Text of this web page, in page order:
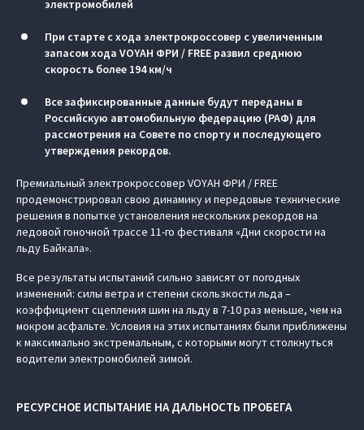
электромобилей
При старте с хода электрокроссовер с увеличенным
запасом хода VOYAH ФРИ / FREE развил среднюю
скорость более 194 км/ч
Все зафиксированные данные будут переданы в
Российскую автомобильную федерацию (РАФ) для
рассмотрения на Совете по спорту и последующего
утверждения рекордов.
Премиальный электрокроссовер VOYAH ФРИ / FREE
продемонстрировал свою динамику и передовые технические
решения в попытке установления нескольких рекордов на
ледовой гоночной трассе 11-го фестиваля «Дни скорости на
льду Байкала».
Все результаты испытаний сильно зависят от погодных
изменений: силы ветра и степени скользкости льда –
коэффициент сцепления шин на льду в 7-10 раз меньше, чем на
мокром асфальте. Условия на этих испытаниях были приближены
к максимально экстремальным, с которыми могут столкнуться
водители электромобилей зимой.
РЕСУРСНОЕ ИСПЫТАНИЕ НА ДАЛЬНОСТЬ ПРОБЕГА